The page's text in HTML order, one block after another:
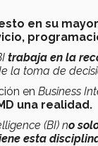
en su
trabaja en la
la toma de
en Business
una realidad.
(BI) no
esta